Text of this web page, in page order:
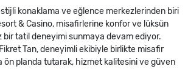
konaklama ve eğlence merkezlerinden biri
& Casino, misafirlerine konfor ve lüksün
tatil deneyimi sunmaya devam ediyor.
Tan, deneyimli ekibiyle birlikte misafir
ön planda tutarak, hizmet kalitesini ve güven